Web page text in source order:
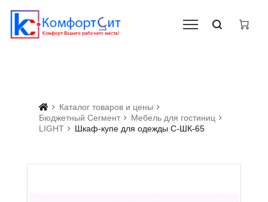
Каталог товаров и цены
Бюджетный Сегмент
Мебель для гостиниц
LIGHT
Шкаф-купе для одежды С-ШК-65